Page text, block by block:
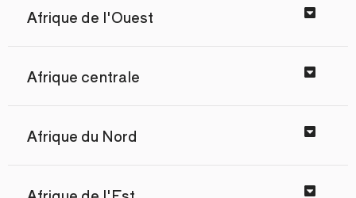
Afrique de l'Ouest
Afrique centrale
Afrique du Nord